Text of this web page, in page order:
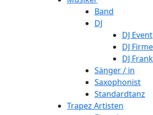
Band
DJ
DJ Event
DJ
DJ
Sänger / in
Saxophonist
Standardtanz
Trapez Artisten